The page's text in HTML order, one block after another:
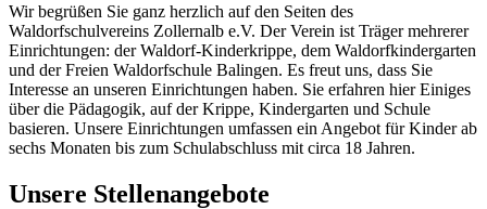
Wir begrüßen Sie ganz herzlich auf den Seiten des
Waldorfschulvereins Zollernalb e.V. Der Verein ist Träger mehrerer
Einrichtungen: der Waldorf-Kinderkrippe, dem Waldorfkindergarten
und der Freien Waldorfschule Balingen. Es freut uns, dass Sie
Interesse an unseren Einrichtungen haben. Sie erfahren hier Einiges
über die Pädagogik, auf der Krippe, Kindergarten und Schule
basieren. Unsere Einrichtungen umfassen ein Angebot für Kinder ab
sechs Monaten bis zum Schulabschluss mit circa 18 Jahren.
Unsere Stellenangebote